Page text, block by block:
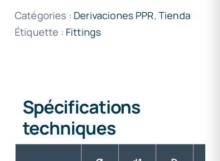
Catégories : Derivaciones PPR, Tienda
Étiquette : Fittings
Spécifications
techniques